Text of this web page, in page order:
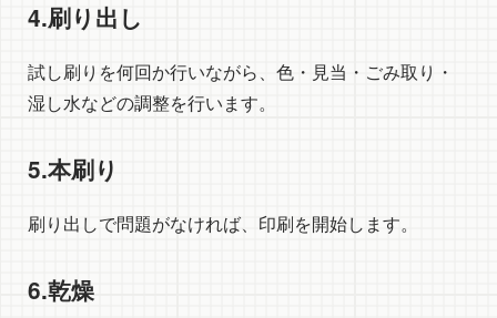
4.刷り出し
試し刷りを何回か行いながら、色・見当・ごみ取り・
湿し水などの調整を行います。
5.本刷り
刷り出しで問題がなければ、印刷を開始します。
6.乾燥